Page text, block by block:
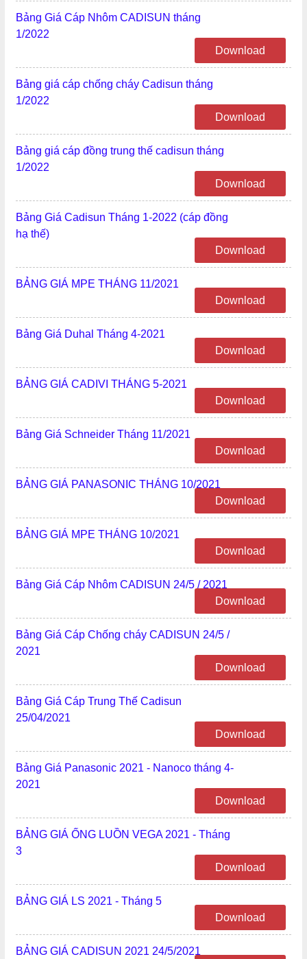
Bảng Giá Cáp Nhôm CADISUN tháng
1/2022
Download
Bảng giá cáp chống cháy Cadisun tháng
1/2022
Download
Bảng giá cáp đồng trung thế cadisun tháng
1/2022
Download
Bảng Giá Cadisun Tháng 1-2022 (cáp đồng
hạ thế)
Download
BẢNG GIÁ MPE THÁNG 11/2021
Download
Bảng Giá Duhal Tháng 4-2021
Download
BẢNG GIÁ CADIVI THÁNG 5-2021
Download
Bảng Giá Schneider Tháng 11/2021
Download
BẢNG GIÁ PANASONIC THÁNG 10/2021
Download
BẢNG GIÁ MPE THÁNG 10/2021
Download
Bảng Giá Cáp Nhôm CADISUN 24/5 / 2021
Download
Bảng Giá Cáp Chống cháy CADISUN 24/5 /
2021
Download
Bảng Giá Cáp Trung Thế Cadisun
25/04/2021
Download
Bảng Giá Panasonic 2021 - Nanoco tháng 4-
2021
Download
BẢNG GIÁ ỐNG LUỒN VEGA 2021 - Tháng
3
Download
BẢNG GIÁ LS 2021 - Tháng 5
Download
BẢNG GIÁ CADISUN 2021 24/5/2021